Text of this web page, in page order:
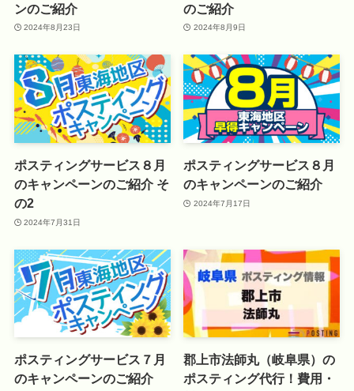
ンのご紹介
2024年8月23日
のご紹介
2024年8月9日
ポスティングサービス８月
のキャンペーンのご紹介 そ
の2
2024年7月31日
ポスティングサービス８月
のキャンペーンのご紹介
2024年7月17日
ポスティングサービス７月
のキャンペーンのご紹介
郡上市法師丸（岐阜県）の
ポスティング代行！費用・